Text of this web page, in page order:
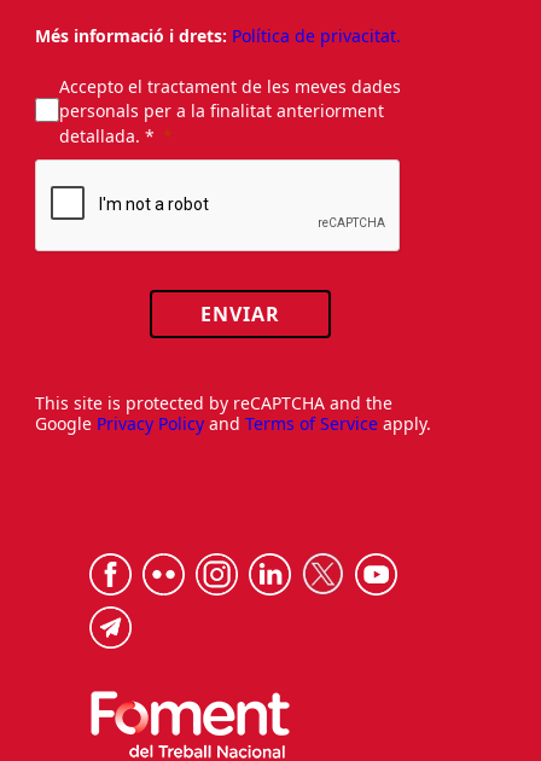
Més informació i drets: Política de privacitat.
Accepto el tractament de les meves dades
personals per a la finalitat anteriorment
detallada. *
ENVIAR
This site is protected by reCAPTCHA and the
Google Privacy Policy and Terms of Service apply.